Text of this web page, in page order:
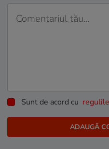
Sunt de acord cu